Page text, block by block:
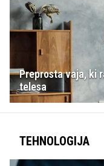
Preprosta vaja, ki
telesa
TEHNOLOGIJA